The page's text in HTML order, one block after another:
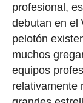
profesional,
debutan en el
pelotón
muchos
equipos
relativamente